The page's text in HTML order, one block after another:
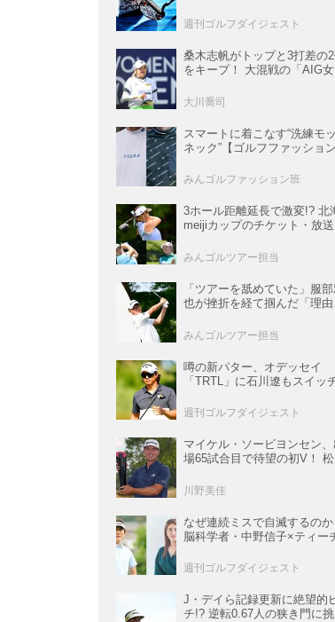
ロンマニア宣言】
週刊ゴルフダイジェスト
桑木志帆がトップと3打差の
をキープ！ 大混戦の「AIG
佳も逆転圏内で運命の最終日
大川喬司
スマートに着こなす“洗練モ
ネック”【ゴルフファッション
みんゴルファッション班
3ホール距離延長で激変!? 北
meijiカップのチケット・放
メント観戦ガイド】
みんゴルツアー担当
「ツアーを舐めていた」服
也が挫折を経て掴んだ「理由
ー次世代スター列伝#45】
みんゴルツアー担当
噂の新パター、オデッセイ
「TRTL」に石川遼もスイッチ
績上昇中
週刊ゴルフダイジェスト
マイケル・ソービヨンセン、
場65試合目で待望の初V！
【米男子ツアー】
川野美佳
なぜ連続ミスで自滅するのか
脳科学者・中野信子×ティー
攻略法
週刊ゴルフダイジェスト
J・デイら記録更新に絶望的
チ!? 逆転0.67人の狭き門に